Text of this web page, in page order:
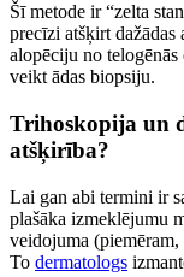
Šī metode ir “zelta
precīzi atšķirt dažādas
alopēciju no
veikt ādas biopsiju.
Trihoskopija un
atšķirība?
Lai gan abi termini ir
plašāka izmeklējumu
veidojuma
To dermatologs